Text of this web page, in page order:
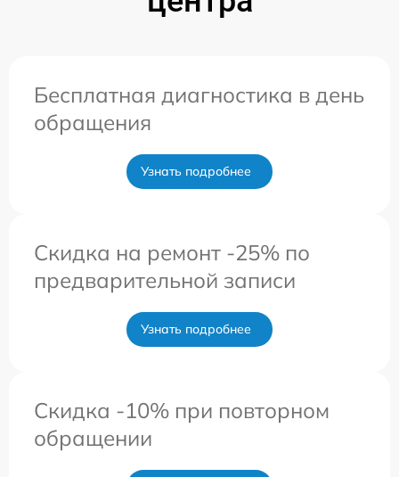
Бесплатная диагностика в день
обращения
Узнать подробнее
Скидка на ремонт -25% по
предварительной записи
Узнать подробнее
Скидка -10% при повторном
обращении